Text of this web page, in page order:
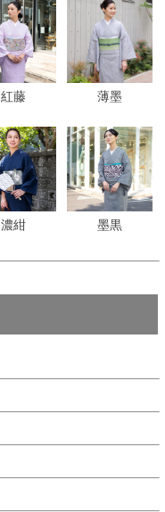
紅藤 薄墨
濃紺 墨黒